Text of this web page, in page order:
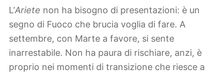
L’Ariete non ha bisogno di presentazioni: è un
segno di Fuoco che brucia voglia di fare. A
settembre, con Marte a favore, si sente
inarrestabile. Non ha paura di rischiare, anzi, è
proprio nei momenti di transizione che riesce a